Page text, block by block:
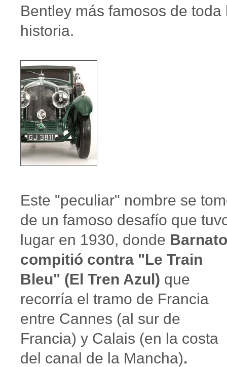
Bentley más famosos de toda
historia.
Este "peculiar" nombre se
de un famoso desafío que
lugar en 1930, donde Barnato
compitió contra "Le Train
Bleu" (El Tren Azul) que
recorría el tramo de Francia
entre Cannes (al sur de
Francia) y Calais (en la costa
del canal de la Mancha).